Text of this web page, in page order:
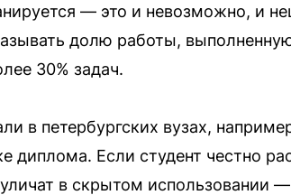
— это и невозможно, и
долю работы,
30% задач.
в петербургских вузах,
диплома. Если студент честно
в скрытом использовании —